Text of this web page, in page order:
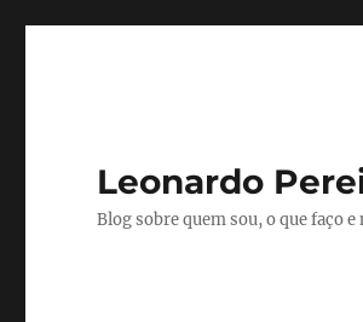
Leonardo
Blog sobre quem sou, o que faço e